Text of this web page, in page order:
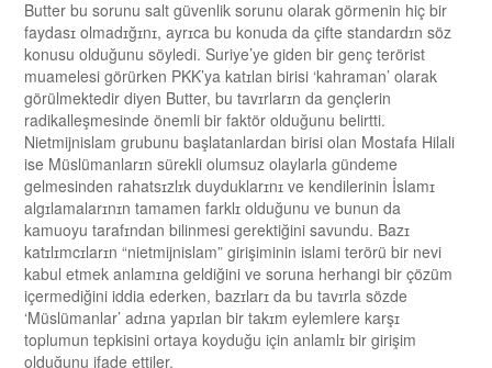
Butter bu sorunu salt güvenlik sorunu olarak görmenin hiç bir
faydasɪ olmadɪğɪnɪ, ayrɪca bu konuda da çifte standardɪn söz
konusu olduğunu söyledi. Suriye’ye giden bir genç terörist
muamelesi görürken PKK’ya katɪlan birisi ‘kahraman’ olarak
görülmektedir diyen Butter, bu tavɪrlarɪn da gençlerin
radikalleşmesinde önemli bir faktör olduğunu belirtti.
Nietmijnislam grubunu başlatanlardan birisi olan Mostafa Hilali
ise Müslümanlarɪn sürekli olumsuz olaylarla gündeme
gelmesinden rahatsɪzlɪk duyduklarɪnɪ ve kendilerinin İslamɪ
algɪlamalarɪnɪn tamamen farklɪ olduğunu ve bunun da
kamuoyu tarafɪndan bilinmesi gerektiğini savundu. Bazɪ
katɪlɪmcɪlarɪn “nietmijnislam” girişiminin islami terörü bir nevi
kabul etmek anlamɪna geldiğini ve soruna herhangi bir çözüm
içermediğini iddia ederken, bazɪlarɪ da bu tavɪrla sözde
‘Müslümanlar’ adɪna yapɪlan bir takɪm eylemlere karşɪ
toplumun tepkisini ortaya koyduğu için anlamlɪ bir girişim
olduğunu ifade ettiler.